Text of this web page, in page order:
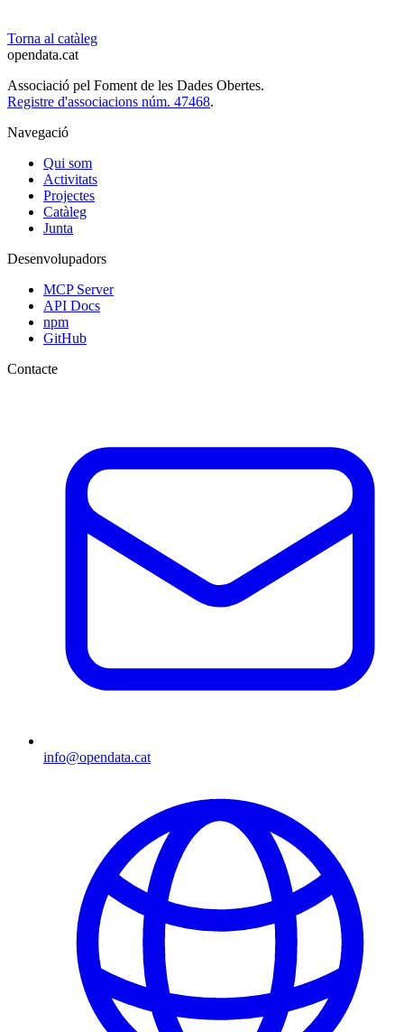
Torna al catàleg
opendata.cat
Associació pel Foment de les Dades Obertes.
Registre d'associacions núm. 47468.
Navegació
Qui som
Activitats
Projectes
Catàleg
Junta
Desenvolupadors
MCP Server
API Docs
npm
GitHub
Contacte
info@opendata.cat